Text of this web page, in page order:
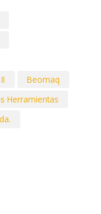
Beomaq
Herramientas